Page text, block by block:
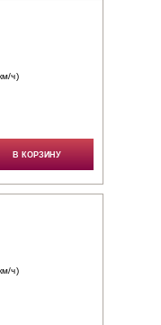
ч)
В КОРЗИНУ
ч)